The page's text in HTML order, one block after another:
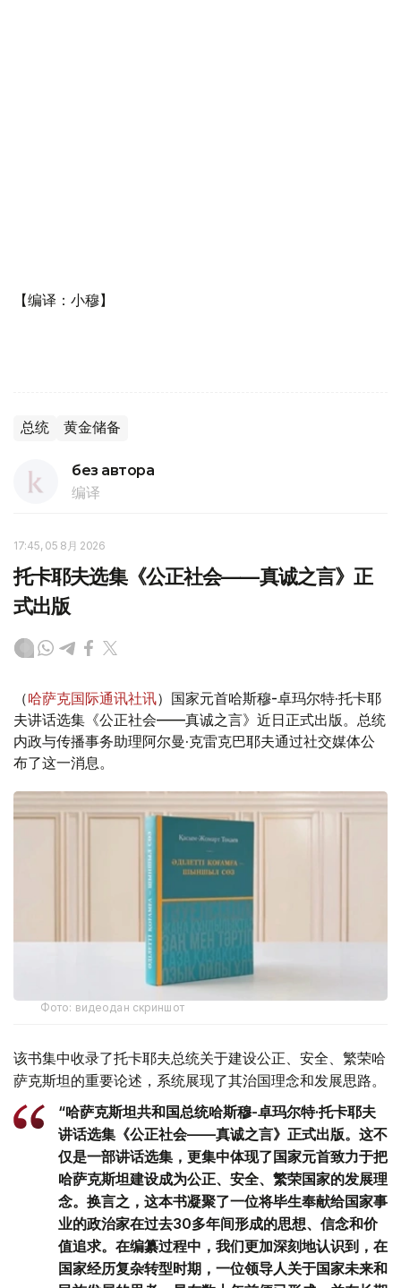
【编译：小穆】
总统 黄金储备
без автора
编译
17:45, 05 8月 2026
托卡耶夫选集《公正社会——真诚之言》正
式出版
（哈萨克国际通讯社讯）国家元首哈斯穆-卓玛尔特·托卡耶
夫讲话选集《公正社会——真诚之言》近日正式出版。总统
内政与传播事务助理阿尔曼·克雷克巴耶夫通过社交媒体公
布了这一消息。
Фото: видеодан скриншот
该书集中收录了托卡耶夫总统关于建设公正、安全、繁荣哈
萨克斯坦的重要论述，系统展现了其治国理念和发展思路。
“哈萨克斯坦共和国总统哈斯穆-卓玛尔特·托卡耶夫
讲话选集《公正社会——真诚之言》正式出版。这不
仅是一部讲话选集，更集中体现了国家元首致力于把
哈萨克斯坦建设成为公正、安全、繁荣国家的发展理
念。换言之，这本书凝聚了一位将毕生奉献给国家事
业的政治家在过去30多年间形成的思想、信念和价
值追求。在编纂过程中，我们更加深刻地认识到，在
国家经历复杂转型时期，一位领导人关于国家未来和